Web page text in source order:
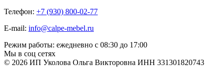
Телефон: +7 (930) 800-02-77
E-mail: info@calpe-mebel.ru
Режим работы: ежедневно с 08:30 до 17:00
Мы в соц сетях
© 2026 ИП Уколова Ольга Викторовна ИНН 331301820743